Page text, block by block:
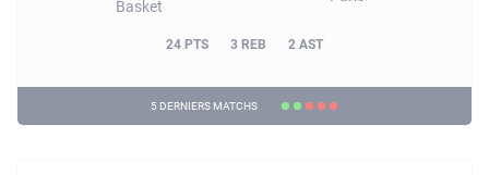
24 PTS 3 REB 2 AST
5 DERNIERS MATCHS